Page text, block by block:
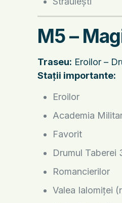
M5 –
Traseu: Eroilor –
Stații importante:
Eroilor
Academia
Favorit
Drumul Taberei
Romancierilor
Valea Ialomiței